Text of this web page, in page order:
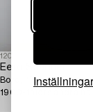
Inställningar
1209175
Eero Saarinen
Bord, "Tulip", Knoll
1900-talets andra